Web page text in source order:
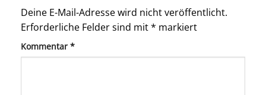
Deine E-Mail-Adresse wird nicht veröffentlicht.
Erforderliche Felder sind mit* markiert
Kommentar *